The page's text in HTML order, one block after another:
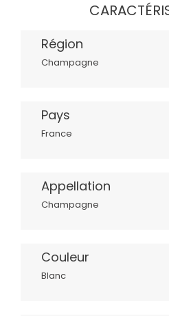
Région
Champagne
Pays
France
Appellation
Champagne
Couleur
Blanc